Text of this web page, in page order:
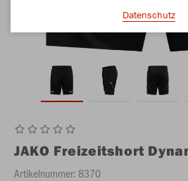
JAKO Freizeitshort
Artikelnummer:8370
Datenschutz